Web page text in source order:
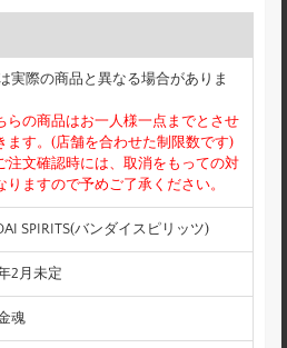
実際の商品と異なる場合がありま
らの商品はお一人様一点までとさせ
ます。(店舗を合わせた制限数です)
注文確認時には、取消をもっての対
りますので予めご了承ください。
SPIRITS(バンダイスピリッツ)
2月未定
魂